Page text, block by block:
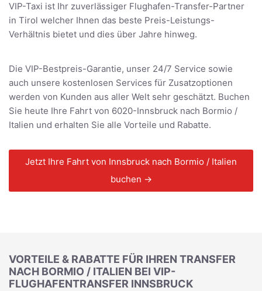
VIP-Taxi ist Ihr zuverlässiger Flughafen-Transfer-Partner
in Tirol welcher Ihnen das beste Preis-Leistungs-
Verhältnis bietet und dies über Jahre hinweg.
Die VIP-Bestpreis-Garantie, unser 24/7 Service sowie
auch unsere kostenlosen Services für Zusatzoptionen
werden von Kunden aus aller Welt sehr geschätzt. Buchen
Sie heute Ihre Fahrt von 6020-Innsbruck nach Bormio /
Italien und erhalten Sie alle Vorteile und Rabatte.
Jetzt Ihre Fahrt von Innsbruck nach Bormio / Italien
buchen →
VORTEILE & RABATTE FÜR IHREN TRANSFER
NACH BORMIO / ITALIEN BEI VIP-
FLUGHAFENTRANSFER INNSBRUCK